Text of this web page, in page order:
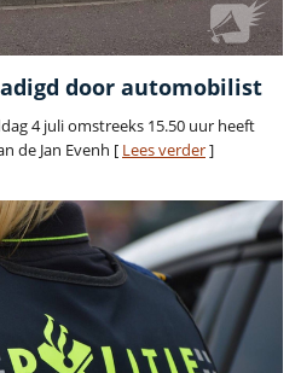
door automobilist
4 juli omstreeks 15.50 uur heeft
de Jan Evenh [ Lees verder]